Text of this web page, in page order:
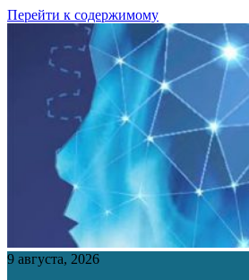
Перейти к содержимому
9 августа, 2026